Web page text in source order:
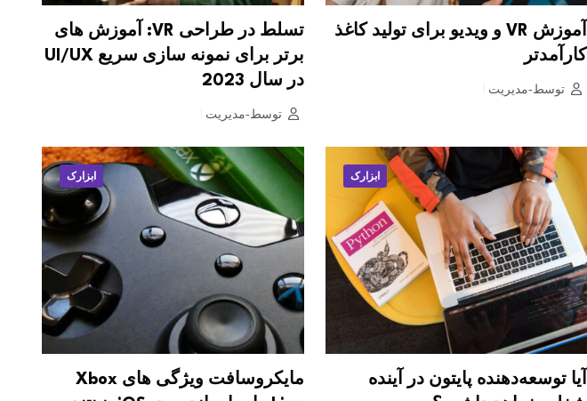
آموزش VR و ویدیو برای تولید کاغذ
کارآمدتر
توسط-مدیریت
تسلط در طراحی VR: آموزش های
برتر برای نمونه سازی سریع UI/UX
در سال 2023
توسط-مدیریت
ابزارک
آیا توسعه‌دهنده پایتون در آینده
ابزارک
مایکروسافت ویژگی های Xbox